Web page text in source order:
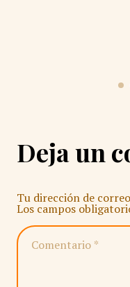
Deja un
Tu dirección de
Los campos